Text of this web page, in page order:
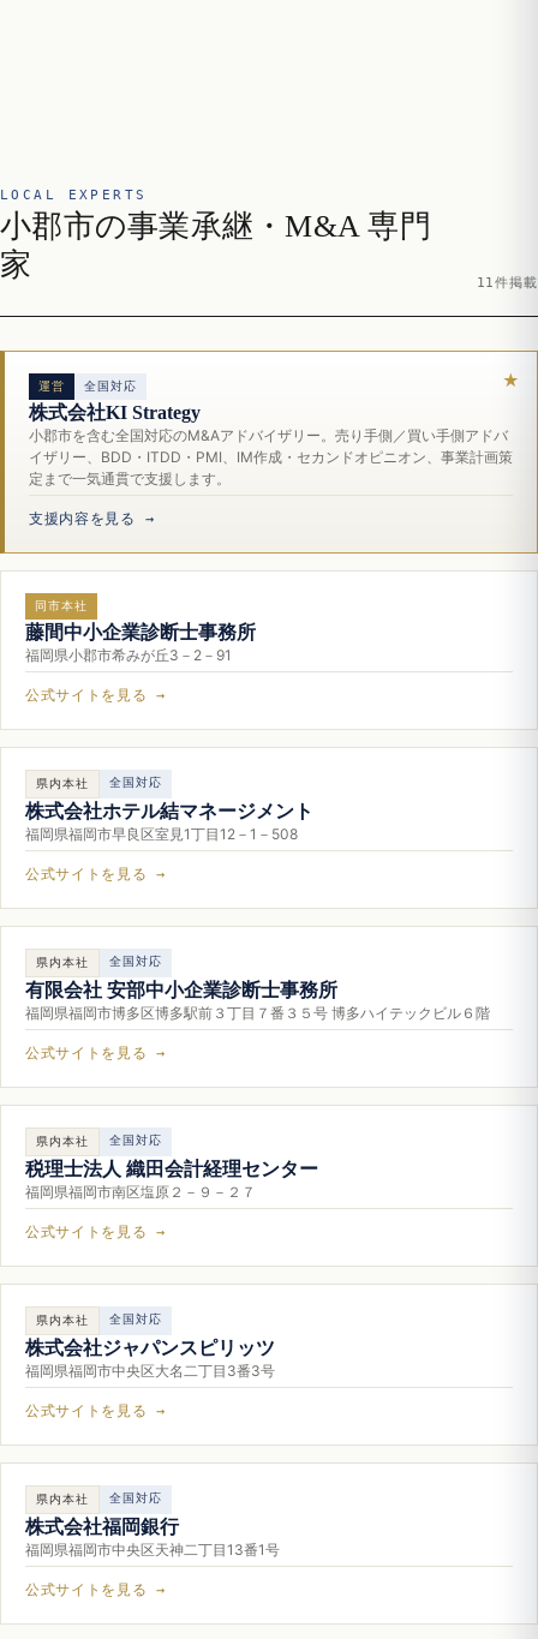
LOCAL EXPERTS
小郡市の事業承継・M&A 専門
家
11件掲載
運営 全国対応
株式会社KI Strategy
小郡市を含む全国対応のM&Aアドバイザリー。売り手側／買い手側アドバ
イザリー、BDD・ITDD・PMI、IM作成・セカンドオピニオン、事業計画策
定まで一気通貫で支援します。
支援内容を見る →
同市本社
藤間中小企業診断士事務所
福岡県小郡市希みが丘3－2－91
公式サイトを見る →
県内本社 全国対応
株式会社ホテル結マネージメント
福岡県福岡市早良区室見1丁目12－1－508
公式サイトを見る →
県内本社 全国対応
有限会社 安部中小企業診断士事務所
福岡県福岡市博多区博多駅前３丁目７番３５号 博多ハイテックビル６階
公式サイトを見る →
県内本社 全国対応
税理士法人 織田会計経理センター
福岡県福岡市南区塩原２－９－２７
公式サイトを見る →
県内本社 全国対応
株式会社ジャパンスピリッツ
福岡県福岡市中央区大名二丁目3番3号
公式サイトを見る →
県内本社 全国対応
株式会社福岡銀行
福岡県福岡市中央区天神二丁目13番1号
公式サイトを見る →